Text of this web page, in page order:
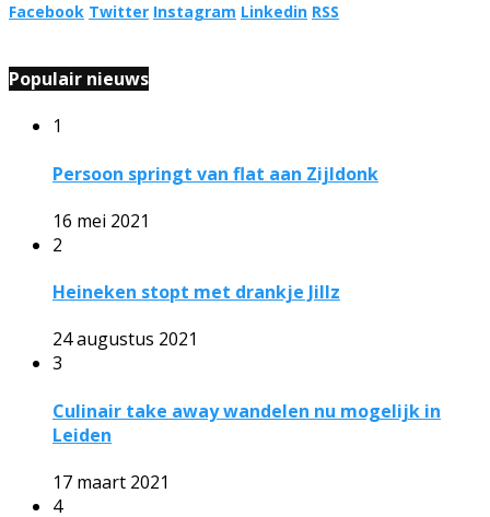
Facebook Twitter Instagram Linkedin RSS
Populair nieuws
1
Persoon springt van flat aan Zijldonk
16 mei 2021
2
Heineken stopt met drankje Jillz
24 augustus 2021
3
Culinair take away wandelen nu mogelijk in
Leiden
17 maart 2021
4